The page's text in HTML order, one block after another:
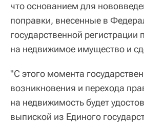
что основанием для
поправки, внесенные в
государственной регистрации
на недвижимое имущество и
"С этого момента
возникновения и перехода
на недвижимость будет
выпиской из Единого